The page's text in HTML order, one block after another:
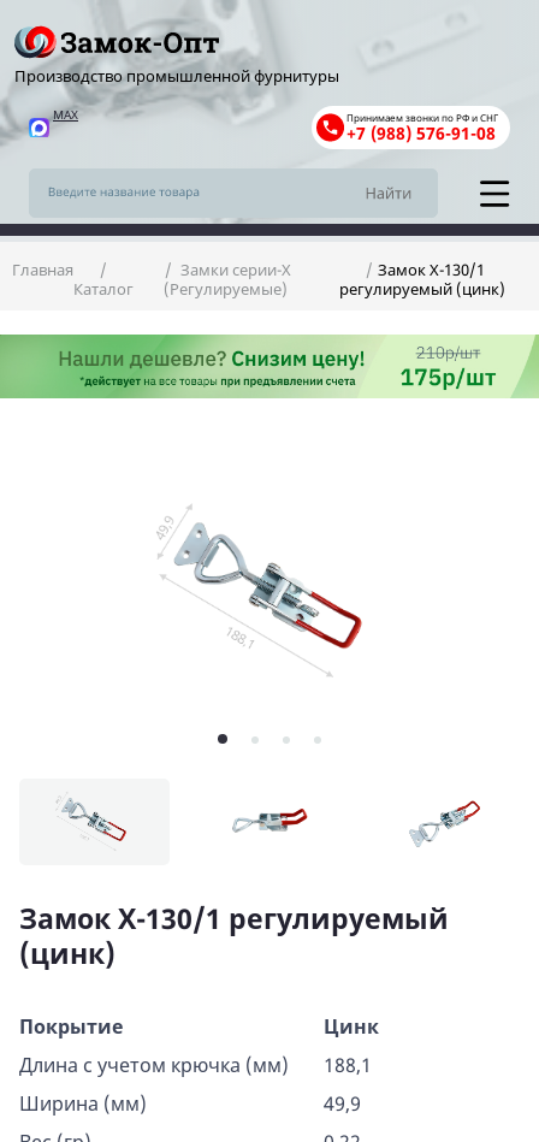
Производство промышленной фурнитуры
MAX Принимаем звонки по РФ и СНГ
+7 (988) 576-91-08
Главная
Каталог
Замки серии-X
(Регулируемые)
Замок X-130/1
регулируемый (цинк)
Замок X-130/1 регулируемый
(цинк)
Покрытие
Цинк
Длина с учетом крючка (мм)
188,1
Ширина (мм)
49,9